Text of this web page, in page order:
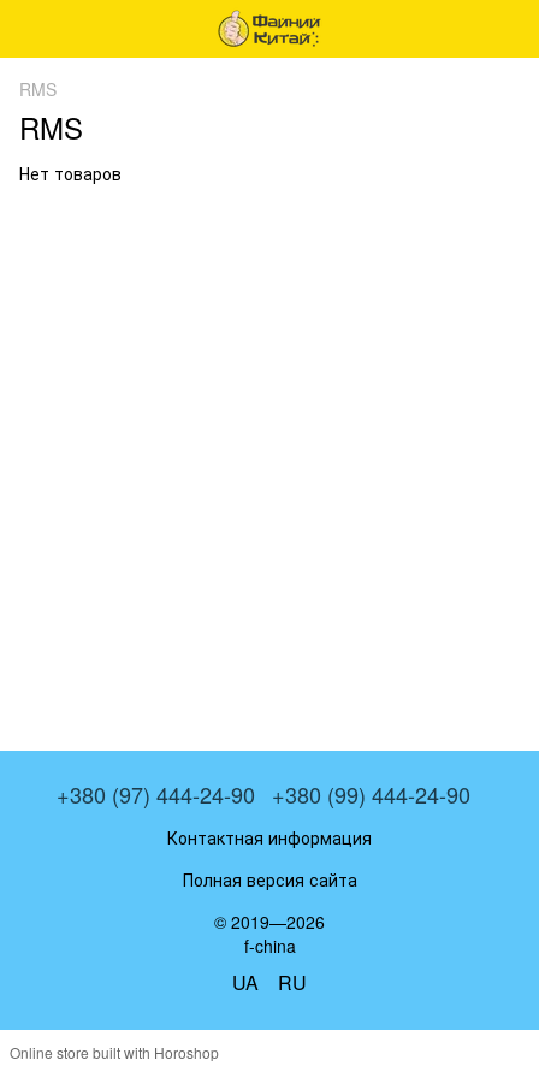
RMS
RMS
Нет товаров
+380 (97) 444-24-90 +380 (99) 444-24-90
Контактная информация
Полная версия сайта
© 2019—2026
f-china
UA RU
Online store built with Horoshop